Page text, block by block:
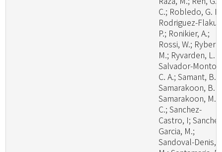
C.; Robledo, G.
Rodriguez-
P.; Ronikier, A.;
Rossi, W.; Ryberg,
M.; Ryvarden, L.
Salvador-
C. A.; Samant, B.;
Samarakoon, B.
Samarakoon, M.
C.; Sanchez-
Castro, I;
Garcia, M.;
Sandoval-Denis,